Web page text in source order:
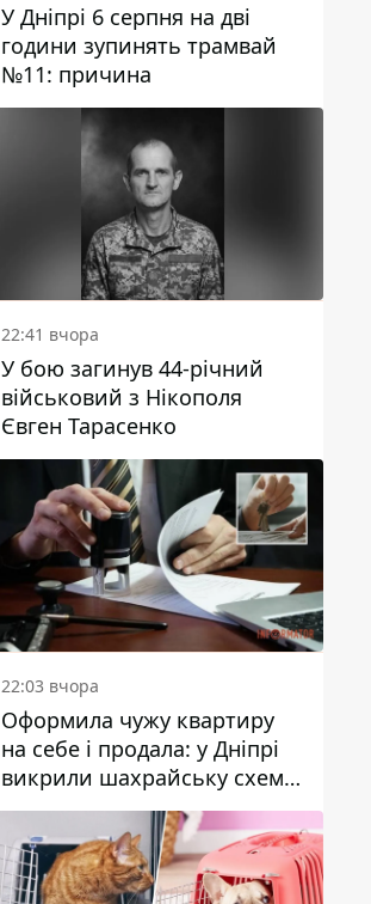
У Дніпрі 6 серпня на дві
години зупинять трамвай
№11: причина
22:41 вчора
У бою загинув 44-річний
військовий з Нікополя
Євген Тарасенко
22:03 вчора
Оформила чужу квартиру
на себе і продала: у Дніпрі
викрили шахрайську схему
з нерухомістю